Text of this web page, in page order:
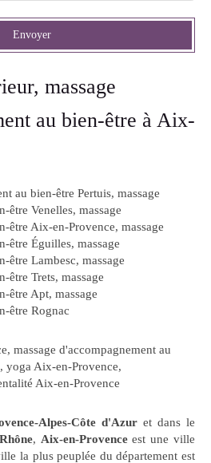
Envoyer
massage
au bien-être à Aix-
au bien-être Pertuis, massage
être Venelles, massage
être Aix-en-Provence, massage
être Éguilles, massage
être Lambesc, massage
être Trets, massage
être Apt, massage
être Rognac
, massage d'accompagnement au
, yoga Aix-en-Provence,
Aix-en-Provence
Alpes-Côte d'Azur et dans le
, Aix-en-Provenceest une ville
la plus peuplée du département est